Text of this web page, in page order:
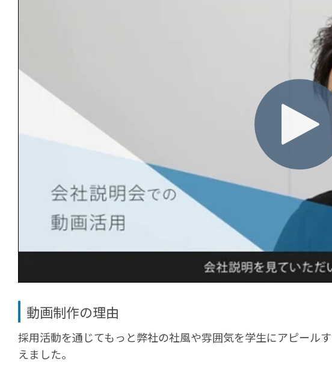
動画制作の理由
採用活動を通じてもっと弊社の社風や雰囲気を学生にアピール
えました。